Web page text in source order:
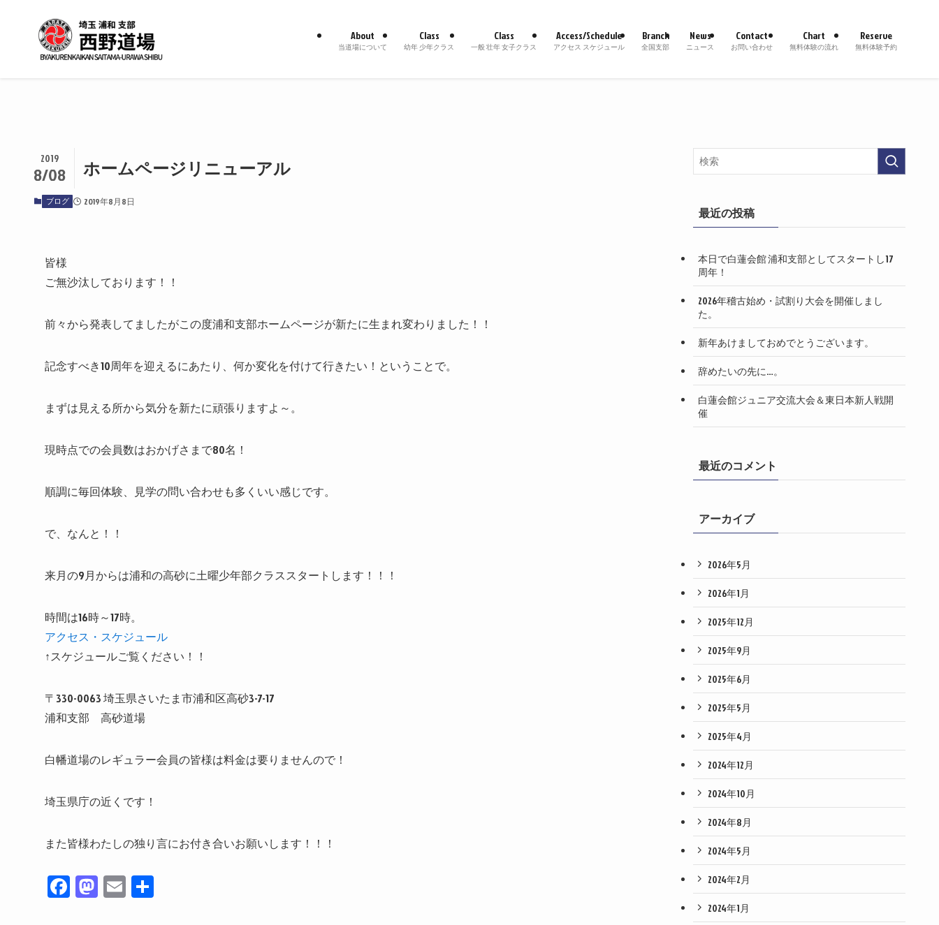
About
当道場について
Class
幼年 少年クラス
Class
一般 壮年 女子クラス
Access/Schedule
アクセス スケジュール
Branch
全国支部
News
ニュース
Contact
お問い合わせ
Chart
無料体験の流れ
Reserve
無料体験予約
ホームページリニューアル
2019
8/08
ブログ 2019年8月8日
皆様
ご無沙汰しております！！
前々から発表してましたがこの度浦和支部ホームページが新たに生まれ変わりました！！
記念すべき10周年を迎えるにあたり、何か変化を付けて行きたい！ということで。
まずは見える所から気分を新たに頑張りますよ～。
現時点での会員数はおかげさまで80名！
順調に毎回体験、見学の問い合わせも多くいい感じです。
で、なんと！！
来月の9月からは浦和の高砂に土曜少年部クラススタートします！！！
時間は16時～17時。
アクセス・スケジュール
↑スケジュールご覧ください！！
〒330-0063 埼玉県さいたま市浦和区高砂3-7-17
浦和支部 高砂道場
白幡道場のレギュラー会員の皆様は料金は要りませんので！
埼玉県庁の近くです！
また皆様わたしの独り言にお付き合いお願いします！！！
Fa
ce
M
as
E
m
最近の投稿
本日で白蓮会館 浦和支部としてスタートし17
周年！
2026年稽古始め・試割り大会を開催しまし
た。
新年あけましておめでとうございます。
辞めたいの先に…。
白蓮会館ジュニア交流大会＆東日本新人戦開
催
最近のコメント
アーカイブ
2026年5月
2026年1月
2025年12月
2025年9月
2025年6月
2025年5月
2025年4月
2024年12月
2024年10月
2024年8月
2024年5月
2024年2月
2024年1月